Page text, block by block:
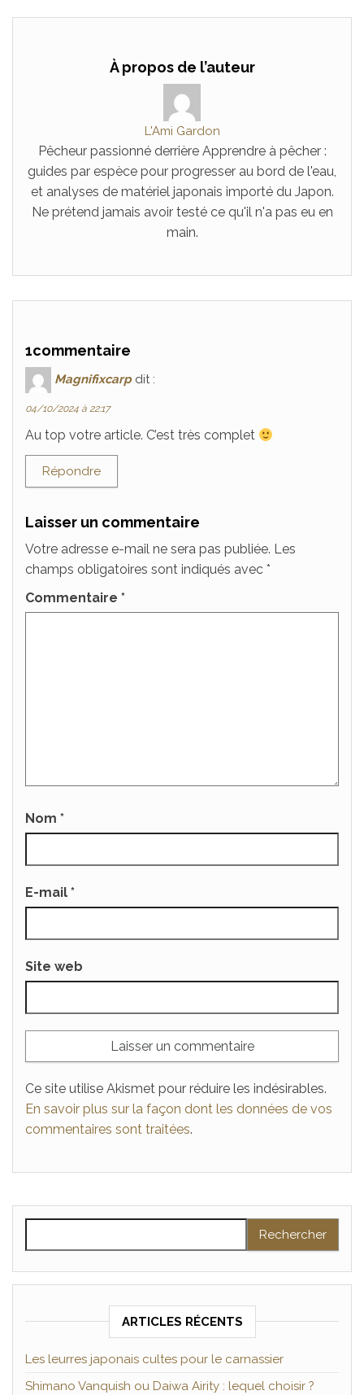
À propos de l’auteur
L'Ami Gardon
Pêcheur passionné derrière Apprendre à pêcher :
guides par espèce pour progresser au bord de l'eau,
et analyses de matériel japonais importé du Japon.
Ne prétend jamais avoir testé ce qu'il n'a pas eu en
main.
1commentaire
Magnifixcarp dit :
04/10/2024 à 22:17
Au top votre article. C’est très complet
Répondre
Laisser un commentaire
Votre adresse e-mail ne sera pas publiée. Les
champs obligatoires sont indiqués avec *
Commentaire *
Nom *
E-mail *
Site web
Ce site utilise Akismet pour réduire les indésirables.
En savoir plus sur la façon dont les données de vos
commentaires sont traitées.
ARTICLES RÉCENTS
Les leurres japonais cultes pour le carnassier
Shimano Vanquish ou Daiwa Airity : lequel choisir ?